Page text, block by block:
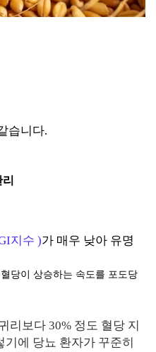
습니다.
지수 )가 매우 낮아 유명
당이 상승하는 속도를 포도당
리보다 30% 정도 혈당 지
에 당뇨 환자가 꾸준히